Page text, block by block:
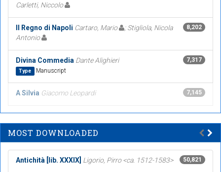
Carletti, Niccolo
8,202
Il Regno di Napoli Cartaro, Mario
; Stigliola, Nicola
Antonio
7,317
Divina Commedia Dante Alighieri
Type Manuscript
7,145
A Silvia Giacomo Leopardi
MOST DOWNLOADED
50,821
Antichità [lib. XXXIX] Ligorio, Pirro <ca. 1512-1583>